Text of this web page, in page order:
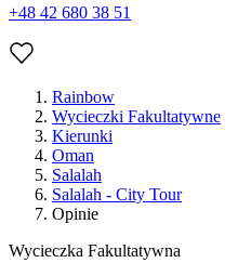
+48 42 680 38 51
Rainbow
Wycieczki Fakultatywne
Kierunki
Oman
Salalah
Salalah - City Tour
Opinie
Wycieczka Fakultatywna